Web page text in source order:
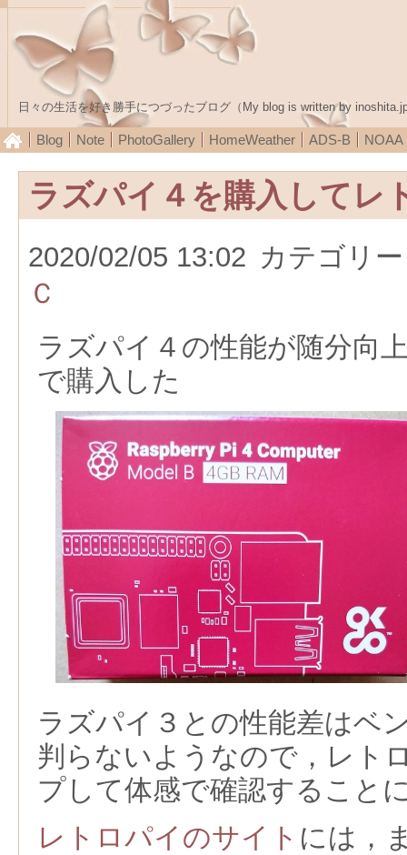
日々の生活を好き勝手につづったブログ（My blog is written by
Blog Note PhotoGallery HomeWeather ADS-B NOAA
ラズパイ４を購入してレ
2020/02/05 13:02 カテゴリ
Ｃ
ラズパイ４の性能が随分向
で購入した
ラズパイ３との性能差はベ
判らないようなので，レト
プして体感で確認すること
レトロパイのサイト には，